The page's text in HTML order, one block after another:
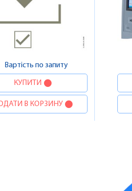
Вартість по запиту
КУПИТИ
В КОРЗИНУ